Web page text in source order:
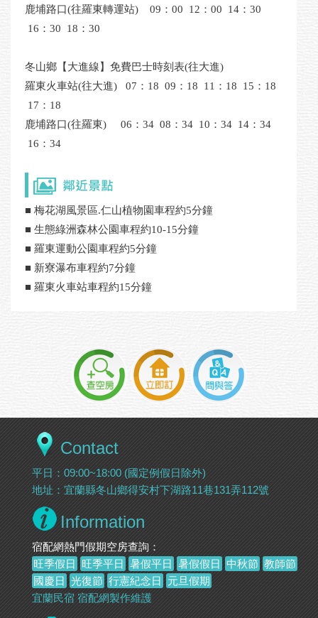
鹿埔路口(往羅東轉運站) 09：00 12：00 14：30
16：30 18：30
冬山鄉【大進線】免費巴士時刻表(往大進)
羅東火車站(往大進) 07：18 09：18 11：18 15：18
17：18
鹿埔路口(往羅東) 06：34 08：34 10：34 14：34
16：34
■ 梅花湖風景區.仁山植物園車程約5分鐘
■ 生態綠洲森林公園車程約10-15分鐘
■ 羅東運動公園車程約5分鐘
■ 新寮瀑布車程約7分鐘
■ 羅東火車站車程約15分鐘
Contact
平日：09:00~18:00 (國定例假日除外)
地址：宜蘭縣冬山鄉得安村下湖路11巷131弄112號
Information
宿配網熱門假期空房查詢：
旺季假日
旺季平日 暑假平日 暑假假日 中秋節 教師節
國慶日 光復節 行憲紀念日
元旦假期
宜蘭民宿 宿配網製作維護